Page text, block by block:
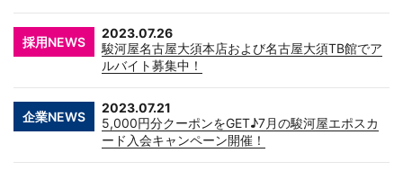
採用NEWS
2023.07.26
駿河屋名古屋大須本店および名古屋大須TB館でア
ルバイト募集中！
企業NEWS
2023.07.21
5,000円分クーポンをGET♪7月の駿河屋エポスカ
ード入会キャンペーン開催！